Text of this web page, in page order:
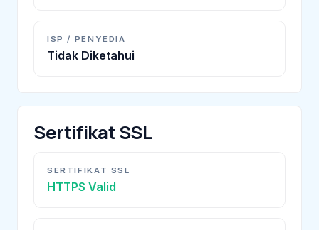
ISP / PENYEDIA
Tidak Diketahui
Sertifikat SSL
SERTIFIKAT SSL
HTTPS Valid